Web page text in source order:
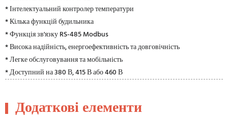
* Інтелектуальний контролер температури
* Кілька функцій будильника
* Функція зв'язку RS-485 Modbus
* Висока надійність, енергоефективність та довговічність
* Легке обслуговування та мобільність
* Доступний на 380 В, 415 В або 460 В
Додаткові елементи